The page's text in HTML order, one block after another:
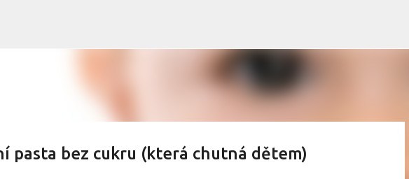
pasta bez cukru (která chutná dětem)